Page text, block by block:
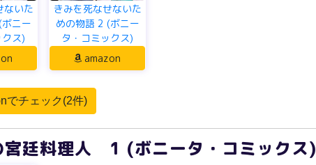
ないた
ニー
ス)
きみを死なせないた
めの物語 2 (ボニー
タ・コミックス)
amazon
でチェック(2件)
宮廷料理人 1 (ボニータ・コミックス)